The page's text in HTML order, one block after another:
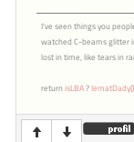
I've seen things you
watched C-beams glitter
lost in time, like tears in
returnisLBA?lematDady()